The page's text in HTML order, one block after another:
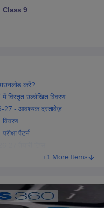
Medium Schools in India
Olympiad
| Class 9
करें?
विस्तृत उल्लेखित विवरण
27 - आवश्यक दस्तावेज़
विवरण
पैटर्न
+1 More Items